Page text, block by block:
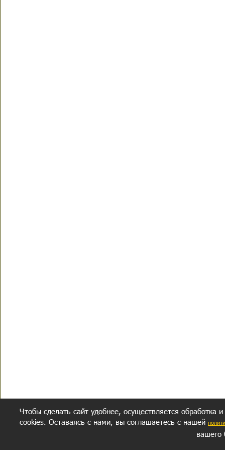
Чтобы сделать сайт удобнее, осуществляется обработка
cookies. Оставаясь с нами, вы соглашаетесь с нашей
вашего